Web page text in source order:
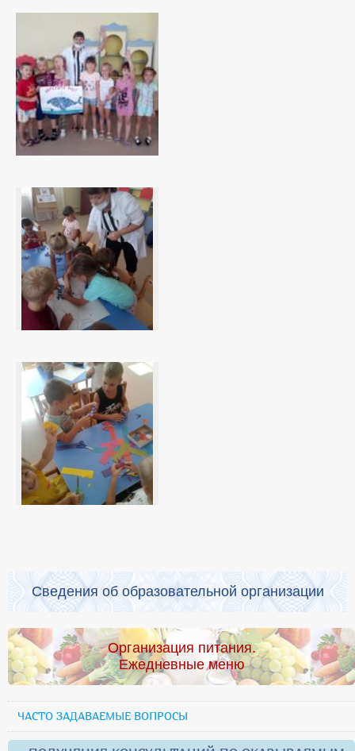
Сведения об образовательной организации
Организация питания.
Ежедневные меню
ЧАСТО ЗАДАВАЕМЫЕ ВОПРОСЫ